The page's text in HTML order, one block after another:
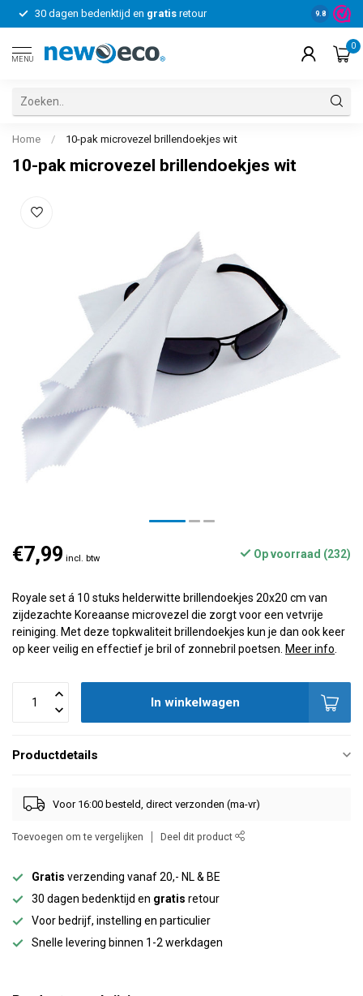
30 dagen bedenktijd en gratis retour Voor
9.8
MENU
0
Home / 10-pak microvezel brillendoekjes wit
10-pak microvezel brillendoekjes wit
€7,99 incl. btw Op voorraad (232)
Royale set á 10 stuks helderwitte brillendoekjes 20x20 cm van
zijdezachte Koreaanse microvezel die zorgt voor een vetvrije
reiniging. Met deze topkwaliteit brillendoekjes kun je dan ook keer
op keer veilig en effectief je bril of zonnebril poetsen. Meer info
In winkelwagen
Productdetails
Voor 16:00 besteld, direct verzonden (ma-vr)
Toevoegen om te vergelijken Deel dit product
Gratis verzending vanaf 20,- NL & BE
30 dagen bedenktijd en gratis retour
Voor bedrijf, instelling en particulier
Snelle levering binnen 1-2 werkdagen